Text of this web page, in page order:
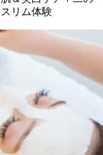
リム体験